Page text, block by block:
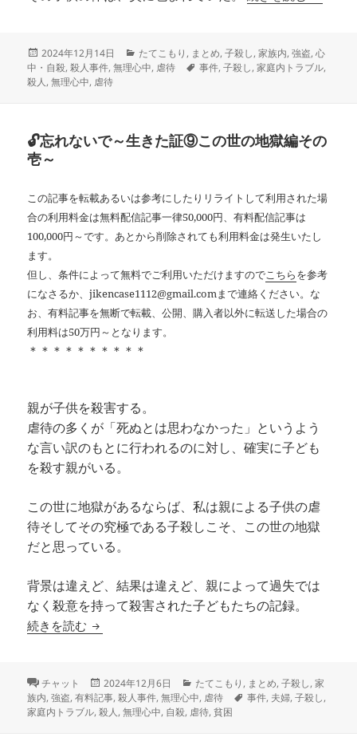
投
稿
日:
2024年12月14日
カ
テ
たてこもり , まとめ,子殺し,家族内,強盗,心
中・自殺,殺人事件,無理心中, 虐待
タ
事件,子殺し,家庭内トラブル,
殺人,無理心中, 虐待
🔓忘れないで～生きた証⑨この世の地獄編その
壱～
この記事を転載あるいは参考にしたりリライトして利用された場
合の利用料金は無料配信記事一律50,000円、有料配信記事は
100,000円～です。あとから削除されても利用料金は発生いたし
ます。
但し、条件によって無料でご利用いただけますのでこちらを参考
になさるか、jikencase1112@gmail.comまで連絡ください。な
お、有料記事を無断で転載、公開、購入者以外に転送した場合の
利用料は50万円～となります。
＊＊＊＊＊＊＊＊＊＊
親が子供を殺害する。
虐待の多くが「死ぬとは思わなかった」というよう
な言い訳のもとに行われるのに対し、確実に子ども
を殺す親がいる。
この世に地獄があるならば、私は親による子供の虐
待そしてその究極である子殺しこそ、この世の地獄
だと思っている。
背景は違えど、結果は違えど、親によって過失では
なく殺意を持って殺害された子どもたちの記録。
続きを読む 🔓忘れないで～生きた証⑨この世の地獄編その壱
フ
ォ
ー
チャット
投
稿
日:
2024年12月6日
カ
テ
ゴ
たてこもり , まとめ,子殺し,家
族内,強盗,有料記事,殺人事件,無理心中, 虐待
タ
事件, 夫婦,子殺し,
家庭内トラブル,殺人,無理心中, 自殺, 虐待,貧困